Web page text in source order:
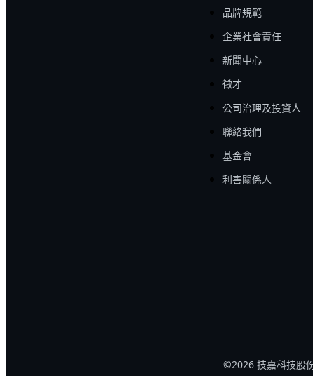
品牌規範
企業社會責任
新聞中心
徵才
公司治理及投資人
聯絡我們
基金會
利害關係人
©2026 技嘉科技股